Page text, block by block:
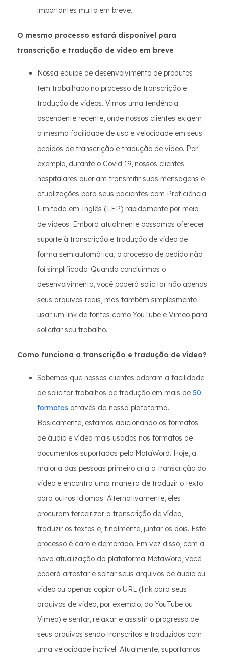
importantes muito em breve.
O mesmo processo estará disponível para
transcrição e tradução de vídeo em breve
Nossa equipe de desenvolvimento de produtos
tem trabalhado no processo de transcrição e
tradução de vídeos. Vimos uma tendência
ascendente recente, onde nossos clientes exigem
a mesma facilidade de uso e velocidade em seus
pedidos de transcrição e tradução de vídeo. Por
exemplo, durante o Covid 19, nossos clientes
hospitalares queriam transmitir suas mensagens e
atualizações para seus pacientes com Proficiência
Limitada em Inglês (LEP) rapidamente por meio
de vídeos. Embora atualmente possamos oferecer
suporte à transcrição e tradução de vídeo de
forma semiautomática, o processo de pedido não
foi simplificado. Quando concluirmos o
desenvolvimento, você poderá solicitar não apenas
seus arquivos reais, mas também simplesmente
usar um link de fontes como YouTube e Vimeo para
solicitar seu trabalho.
Como funciona a transcrição e tradução de vídeo?
Sabemos que nossos clientes adoram a facilidade
de solicitar trabalhos de tradução em mais de 50
formatos através da nossa plataforma.
Basicamente, estamos adicionando os formatos
de áudio e vídeo mais usados nos formatos de
documentos suportados pelo MotaWord. Hoje, a
maioria das pessoas primeiro cria a transcrição do
vídeo e encontra uma maneira de traduzir o texto
para outros idiomas. Alternativamente, eles
procuram terceirizar a transcrição de vídeo,
traduzir os textos e, finalmente, juntar os dois. Este
processo é caro e demorado. Em vez disso, com a
nova atualização da plataforma MotaWord, você
poderá arrastar e soltar seus arquivos de áudio ou
vídeo ou apenas copiar o URL (link para seus
arquivos de vídeo, por exemplo, do YouTube ou
Vimeo) e sentar, relaxar e assistir o progresso de
seus arquivos sendo transcritos e traduzidos com
uma velocidade incrível. Atualmente, suportamos